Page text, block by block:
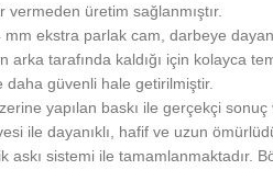
üretim sağlanmıştır.
mm ekstra parlak cam, darbeye
arka tarafında kaldığı için kolayca
daha güvenli hale getirilmiştir.
yapılan baskı ile gerçekçi
ile dayanıklı, hafif ve uzun
askı sistemi ile tamamlanmaktadır.